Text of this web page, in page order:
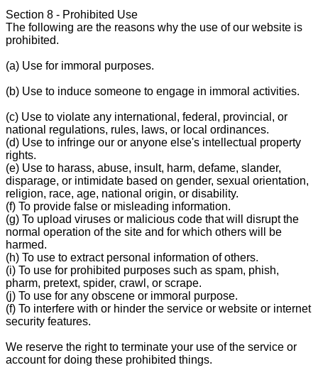
Section 8 - Prohibited Use
The following are the reasons why the use of our website is
prohibited.
(a) Use for immoral purposes.
(b) Use to induce someone to engage in immoral activities.
(c) Use to violate any international, federal, provincial, or
national regulations, rules, laws, or local ordinances.
(d) Use to infringe our or anyone else's intellectual property
rights.
(e) Use to harass, abuse, insult, harm, defame, slander,
disparage, or intimidate based on gender, sexual orientation,
religion, race, age, national origin, or disability.
(f) To provide false or misleading information.
(g) To upload viruses or malicious code that will disrupt the
normal operation of the site and for which others will be
harmed.
(h) To use to extract personal information of others.
(i) To use for prohibited purposes such as spam, phish,
pharm, pretext, spider, crawl, or scrape.
(j) To use for any obscene or immoral purpose.
(f) To interfere with or hinder the service or website or internet
security features.
We reserve the right to terminate your use of the service or
account for doing these prohibited things.